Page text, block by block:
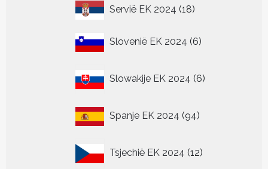
Servië EK 2024 1818
Slovenië EK 2024 66
Slowakije EK 2024 6
producten
Spanje EK 2024 9494
Tsjechië EK 2024 12
producten